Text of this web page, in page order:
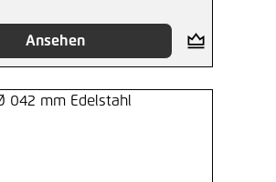
Ansehen